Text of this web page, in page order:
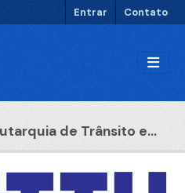
Entrar Contato
de Trânsito e...